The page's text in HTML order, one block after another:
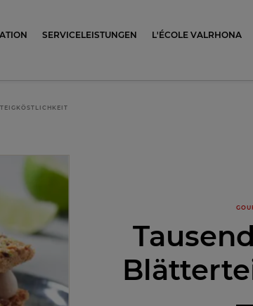
SERVICELEISTUNGEN L'ÉCOLE VALRHONA